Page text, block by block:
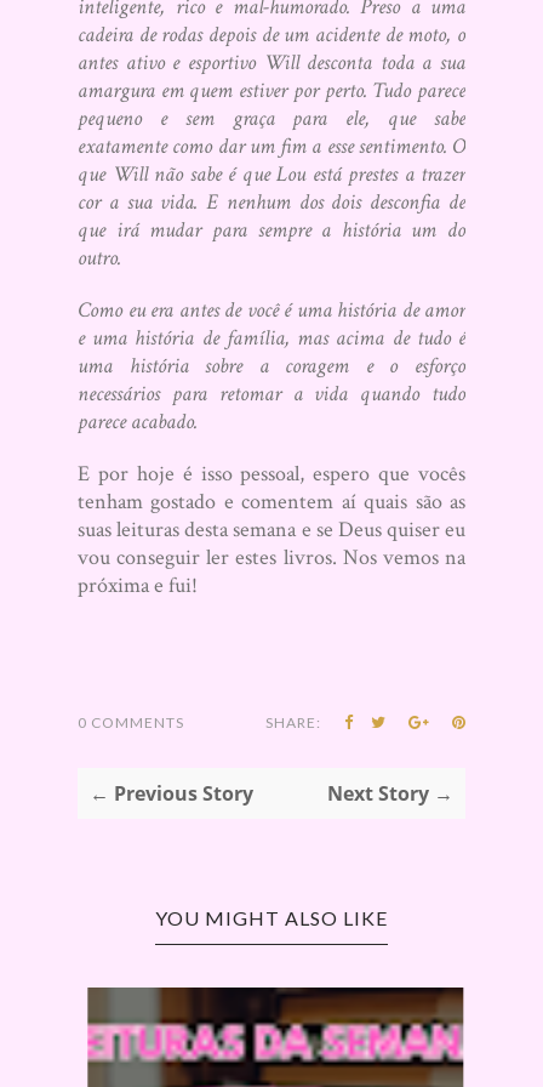
inteligente, rico e mal-humorado. Preso a uma
cadeira de rodas depois de um acidente de moto, o
antes ativo e esportivo Will desconta toda a sua
amargura em quem estiver por perto. Tudo parece
pequeno e sem graça para ele, que sabe
exatamente como dar um fim a esse sentimento. O
que Will não sabe é que Lou está prestes a trazer
cor a sua vida. E nenhum dos dois desconfia de
que irá mudar para sempre a história um do
outro.
Como eu era antes de você é uma história de amor
e uma história de família, mas acima de tudo é
uma história sobre a coragem e o esforço
necessários para retomar a vida quando tudo
parece acabado.
E por hoje é isso pessoal, espero que vocês
tenham gostado e comentem aí quais são as
suas leituras desta semana e se Deus quiser eu
vou conseguir ler estes livros. Nos vemos na
próxima e fui!
0 COMMENTS SHARE:
← Previous Story Next Story →
YOU MIGHT ALSO LIKE